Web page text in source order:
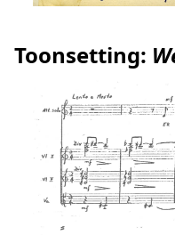
Toonsetting: